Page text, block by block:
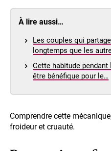
À lire aussi…
Les couples qui
longtemps que les
Cette habitude
être bénéfique pour le…
Comprendre cette
froideur et cruauté.